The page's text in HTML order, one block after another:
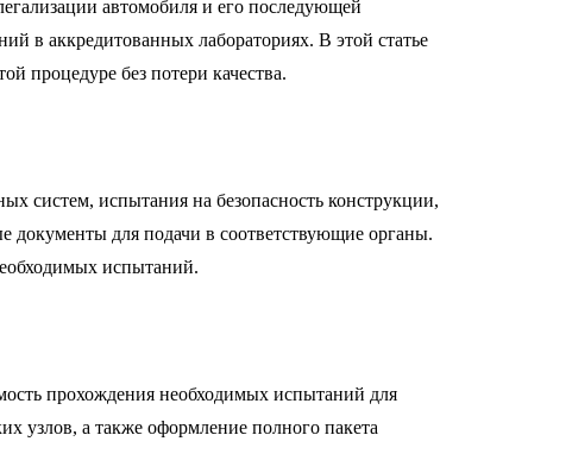
автомобиля и его последующей
в аккредитованных лабораториях. В этой статье
процедуре без потери качества.
систем, испытания на безопасность конструкции,
документы для подачи в соответствующие органы.
испытаний.
прохождения необходимых испытаний для
узлов, а также оформление полного пакета